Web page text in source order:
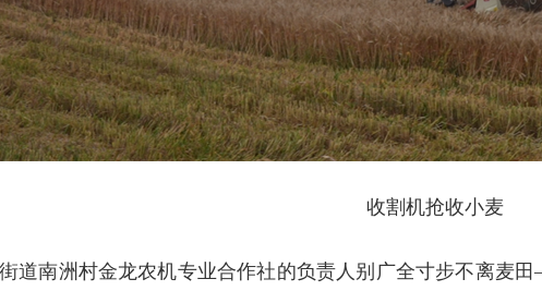
收割机抢收小麦
道南洲村金龙农机专业合作社的负责人别广全寸步不离麦